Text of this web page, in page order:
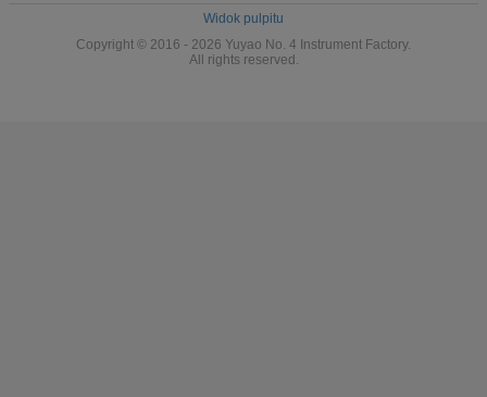
Widok pulpitu
Copyright © 2016 - 2026 Yuyao No. 4 Instrument Factory.
All rights reserved.